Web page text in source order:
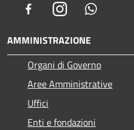
FacebookInstagram
AMMINISTRAZIONE
Organi di Governo
Aree Amministrative
Uffici
Enti e fondazioni